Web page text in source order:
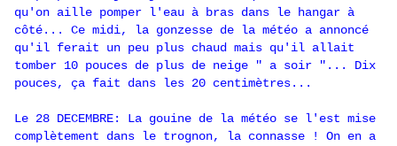
qu'on aille pomper l'eau à bras dans le hangar à
côté... Ce midi, la gonzesse de la météo a annoncé
qu'il ferait un peu plus chaud mais qu'il allait
tomber 10 pouces de plus de neige " a soir "... Dix
pouces, ça fait dans les 20 centimètres...
Le 28 DECEMBRE: La gouine de la météo se l'est mise
complètement dans le trognon, la connasse ! On en a